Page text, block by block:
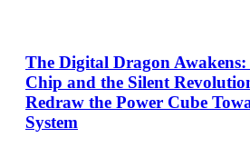
The Digital Dragon Awakens:
Chip and the Silent
Redraw the Power Cube
System